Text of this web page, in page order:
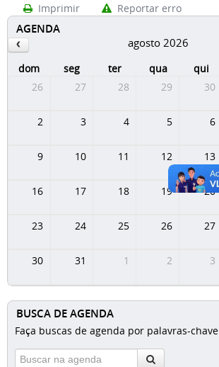
Imprimir Reportar erro
AGENDA
agosto 2026
dom seg ter qua qui
26
27 28 29 30
2 3 4 5 6
9 10 11 12 13
16 17 18 19 20
23 24 25 26 27
30 31 1 2 3
BUSCA DE AGENDA
Faça buscas de agenda por palavras-chave